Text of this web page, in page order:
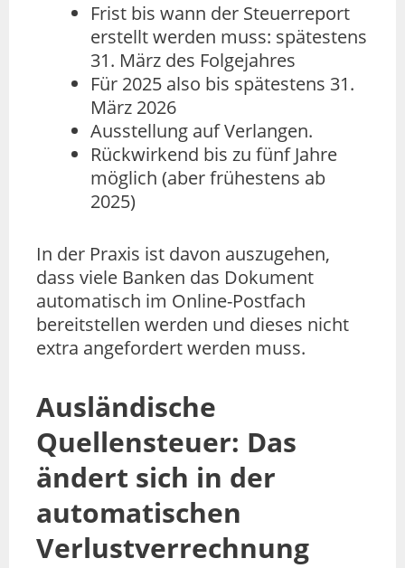
Frist bis wann der Steuerreport
erstellt werden muss: spätestens
31. März des Folgejahres
Für 2025 also bis spätestens 31.
März 2026
Ausstellung auf Verlangen.
Rückwirkend bis zu fünf Jahre
möglich (aber frühestens ab
2025)
In der Praxis ist davon auszugehen,
dass viele Banken das Dokument
automatisch im Online-Postfach
bereitstellen werden und dieses nicht
extra angefordert werden muss.
Ausländische
Quellensteuer: Das
ändert sich in der
automatischen
Verlustverrechnung